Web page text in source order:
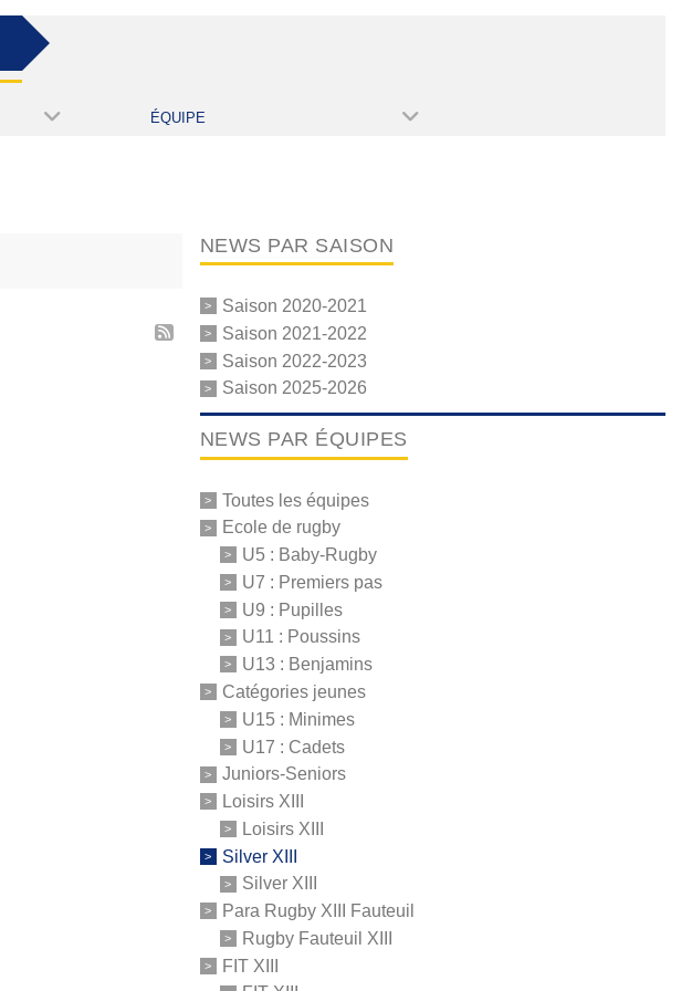
ÉQUIPE
NEWS PAR SAISON
Saison 2020-2021
Saison 2021-2022
Saison 2022-2023
Saison 2025-2026
NEWS PAR ÉQUIPES
Toutes les équipes
Ecole de rugby
U5 : Baby-Rugby
U7 : Premiers pas
U9 : Pupilles
U11 : Poussins
U13 : Benjamins
Catégories jeunes
U15 : Minimes
U17 : Cadets
Juniors-Seniors
Loisirs XIII
Loisirs XIII
Silver XIII
Silver XIII
Para Rugby XIII Fauteuil
Rugby Fauteuil XIII
FIT XIII